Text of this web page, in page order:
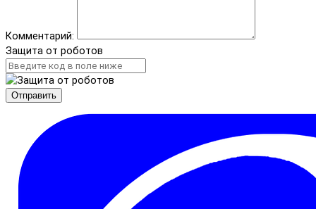
Комментарий:
Защита от роботов
Отправить